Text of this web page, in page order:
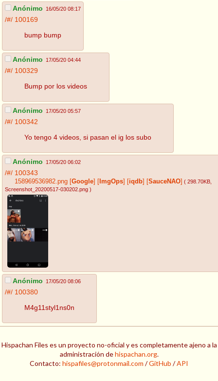
Anónimo 16/05/20 08:17
/#/ 100169
bump bump
Anónimo 17/05/20 04:44
/#/ 100329
Bump por los videos
Anónimo 17/05/20 05:57
/#/ 100342
Yo tengo 4 videos, si pasan el ig los subo
Anónimo 17/05/20 06:02
/#/ 100343
158969536982.png [Google] [ ImgOps] [iqdb] [SauceNAO] ( 298.70KB
Screenshot_20200517-030202.png )
Anónimo 17/05/20 08:06
/#/ 100380
M4g11styl1ns0n
Hispachan Files es un proyecto no-oficial y es completamente ajeno a la
administración dehispachan.org.
Contacto: hispafiles@protonmail.com /GitHub /API